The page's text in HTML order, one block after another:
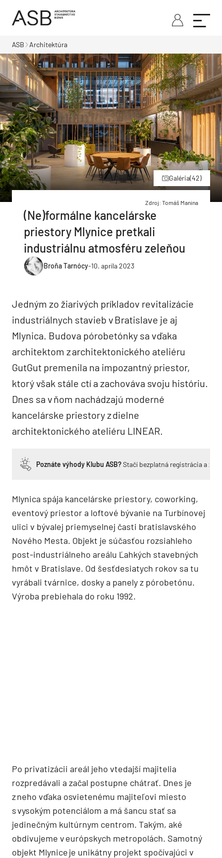
ASB Architektúra
Galéria(42)
Zdroj: Tomáš Manina
(Ne)formálne kancelárske
priestory Mlynice pretkali
industriálnu atmosféru zeleňou
Broňa Tarnócy-10. apríla 2023
Jedným zo žiarivých príkladov revitalizácie
industriálnych stavieb v Bratislave je aj
Mlynica. Budova pórobetónky sa vďaka
architektom z architektonického ateliéru
GutGut premenila na impozantný priestor,
ktorý však stále ctí a zachováva svoju históriu.
Dnes sa v ňom nachádzajú moderné
kancelárske priestory z dielne
architektonického ateliéru LINEAR.
Poznáte výhody Klubu ASB?Stačí bezplatná registrácia a
Mlynica spája kancelárske priestory, coworking,
eventový priestor a loftové bývanie na Turbínovej
ulici v bývalej priemyselnej časti bratislavského
Nového Mesta. Objekt je súčasťou rozsiahleho
post-industriálneho areálu Ľahkých stavebných
hmôt v Bratislave. Od šesťdesiatych rokov sa tu
vyrábali tvárnice, dosky a panely z pórobetónu.
Výroba prebiehala do roku 1992.
Po privatizácii areál jeho vtedajší majitelia
rozpredávali a začal postupne chátrať. Dnes je
z neho vďaka osvietenému majiteľovi miesto
s vysokým potenciálom a má šancu stať sa
jedinečným kultúrnym centrom. Takým, aké
obdivujeme v európskych metropolách. Samotný
objekt Mlynice je unikátny projekt spočívajúci v